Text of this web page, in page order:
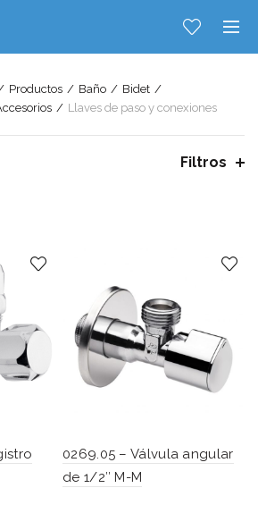
Productos Baño
Bidet
Llaves de paso y conexiones
Filtros
0269.05 – Válvula angular
de 1/2″ M-M
que decirme: Hola